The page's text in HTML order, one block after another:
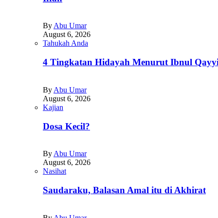
ByAbu Umar
August 6, 2026
Tahukah Anda
4 Tingkatan Hidayah Menurut Ibnul
By Abu Umar
August 6, 2026
Kajian
Dosa Kecil?
By Abu Umar
August 6, 2026
Nasihat
Saudaraku, Balasan Amal itu di Akhirat